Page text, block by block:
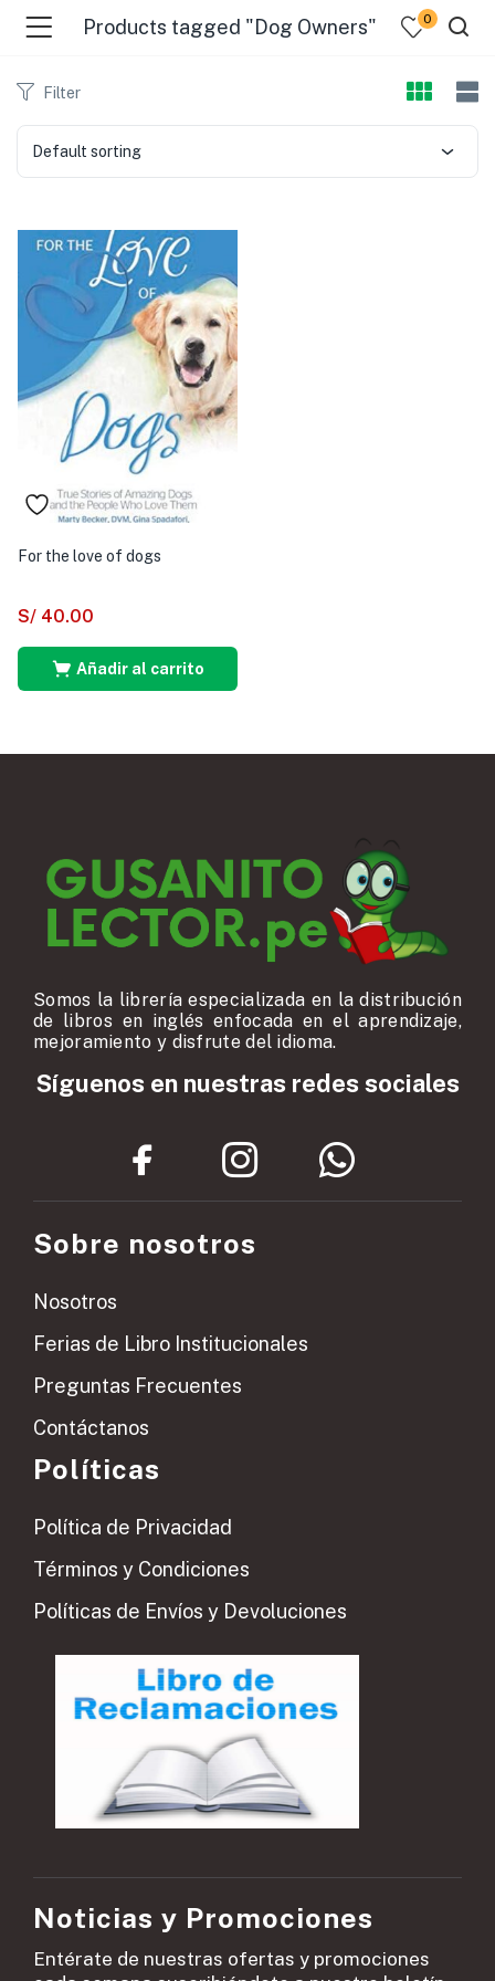
Products tagged "Dog Owners" 0
Filter
Default sorting
For the love of dogs
S/ 40.00
Añadir al carrito
Somos la librería especializada en la distribución
de libros en inglés enfocada en el aprendizaje,
mejoramiento y disfrute del idioma.
Síguenos en nuestras redes sociales
Sobre nosotros
Nosotros
Ferias de Libro Institucionales
Preguntas Frecuentes
Contáctanos
Políticas
Política de Privacidad
Términos y Condiciones
Políticas de Envíos y Devoluciones
Noticias y Promociones
Entérate de nuestras ofertas y promociones